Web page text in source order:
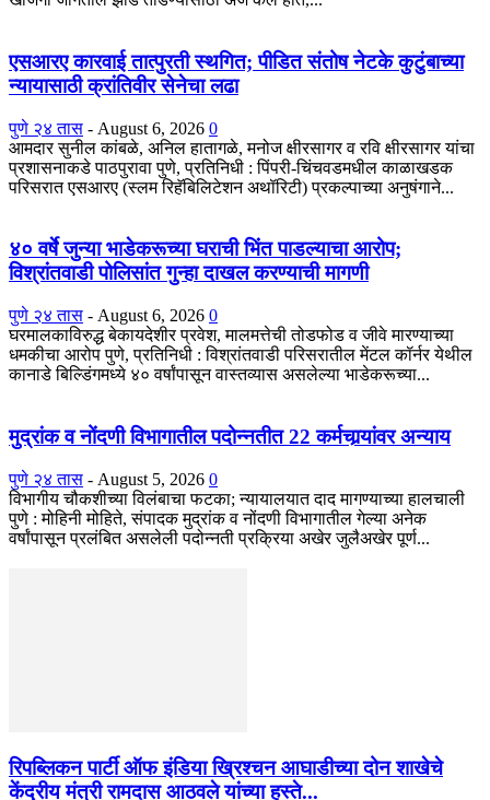
एसआरए कारवाई तात्पुरती स्थगित; पीडित संतोष नेटके कुटुंबाच्या
न्यायासाठी क्रांतिवीर सेनेचा लढा
पुणे २४ तास - August 6, 2026 0
आमदार सुनील कांबळे, अनिल हातागळे, मनोज क्षीरसागर व रवि क्षीरसागर यांचा
प्रशासनाकडे पाठपुरावा पुणे, प्रतिनिधी : पिंपरी-चिंचवडमधील काळाखडक
परिसरात एसआरए (स्लम रिहॅबिलिटेशन अथॉरिटी) प्रकल्पाच्या अनुषंगाने...
४० वर्षे जुन्या भाडेकरूच्या घराची भिंत पाडल्याचा आरोप;
विश्रांतवाडी पोलिसांत गुन्हा दाखल करण्याची मागणी
पुणे २४ तास - August 6, 2026 0
घरमालकाविरुद्ध बेकायदेशीर प्रवेश, मालमत्तेची तोडफोड व जीवे मारण्याच्या
धमकीचा आरोप पुणे, प्रतिनिधी : विश्रांतवाडी परिसरातील मेंटल कॉर्नर येथील
कानाडे बिल्डिंगमध्ये ४० वर्षांपासून वास्तव्यास असलेल्या भाडेकरूच्या...
मुद्रांक व नोंदणी विभागातील पदोन्नतीत 22 कर्मचार्‍यांवर अन्याय
पुणे २४ तास - August 5, 2026 0
विभागीय चौकशीच्या विलंबाचा फटका; न्यायालयात दाद मागण्याच्या हालचाली
पुणे : मोहिनी मोहिते, संपादक मुद्रांक व नोंदणी विभागातील गेल्या अनेक
वर्षांपासून प्रलंबित असलेली पदोन्नती प्रक्रिया अखेर जुलैअखेर पूर्ण...
रिपब्लिकन पार्टी ऑफ इंडिया ख्रिश्चन आघाडीच्या दोन शाखेचे
केंद्रीय मंत्री रामदास आठवले यांच्या हस्ते...